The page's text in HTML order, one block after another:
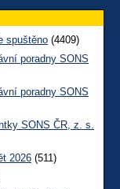
spuštěno (4409)
poradny SONS
poradny SONS
SONS ČR, z. s.
2026 (511)